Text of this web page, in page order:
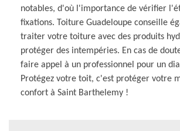
notables, d'où l'importance de vérifier
fixations. Toiture Guadeloupe conseille
traiter votre toiture avec des produits
protéger des intempéries. En cas de
faire appel à un professionnel pour un
Protégez votre toit, c'est protéger votre
confort à Saint Barthelemy !